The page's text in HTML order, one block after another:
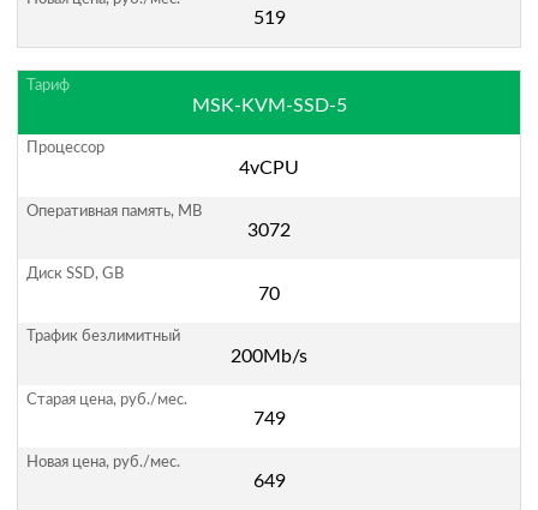
519
MSK-KVM-SSD-5
4vCPU
3072
70
200Mb/s
749
649